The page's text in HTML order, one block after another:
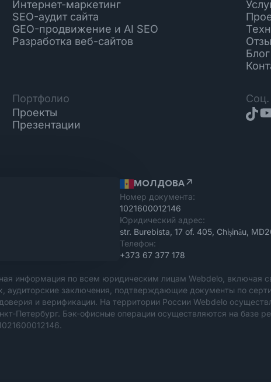
Интернет-маркетинг
SEO-аудит сайта
GEO-продвижение и AI SEO
Разработка веб-сайтов
Блог
Портфолио
Проекты
Презентации
Соц.
МОЛДОВА
Номер документа:
1021600012146
Юридический адрес:
str. Burebista, 17 of. 405, Chișinău,
Телефон:
+373 67 377 178
информация по всем юридическим лицам Webdelo, включая
аудиторские заключения, подтверждающие документы по
и верификации. На территории России Webdelo
Петербург. Бэк-офисные операции осуществляются на базе